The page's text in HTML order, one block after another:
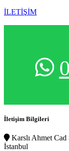
İLETİŞİM
İletişim Bilgileri
Karslı Ahmet
İstanbul